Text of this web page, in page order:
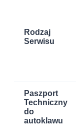
Rodzaj
Serwisu
Paszport
Techniczny
do
autoklawu